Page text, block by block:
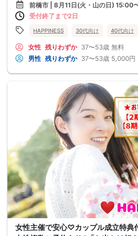
前橋市 | 8月11日(火・山の日) 15:00
受付終了まで2日
HAPPINESS 30代向け 40代向け
女性 残りわずか 37〜53歳 無料
男性 残りわずか 37〜53歳 5,000円
女性主催で安心♡カップル成立特